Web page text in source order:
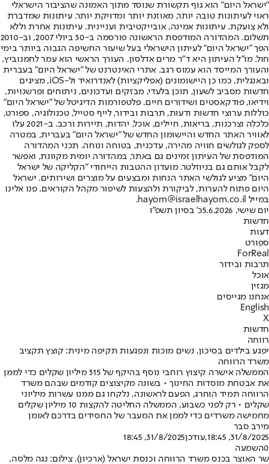
"ישראל היום" הוא גוף תקשורת שנוסד מתוך האמונה שהציבור הישראלי
ראוי לעיתונות טובה יותר, מאוזנת יותר ומדויקת יותר. עיתונות שמדברת
ולא צועקת. עיתונות אמינה, אובייקטיבית ועניינית. עיתונות אחרת וללא
תשלום. המהדורה המודפסת הראשונה פורסמה ב-30 ביולי 2007, וב-2010
הפך "ישראל היום" לעיתון הישראלי בעל שיעור החשיפה הגבוה ביותר בימי
חול. מו"ל העיתון היא ד"ר מרים אדלסון. העורך הראשי הוא עמר לחמנוביץ,
והעורך המייסד הוא עמוס רגב. אתרי האינטרנט של "ישראל היום" בעברית
ובאנגלית, כמו כן היישומונים (אפליקציות) לאנדרואיד ול-iOS, מציגים
חדשות מסביב לשעון, תוכן בלעדי, מבזקים ועדכונים, ניתוחים ופרשנויות,
וידיאו, פודקאסטים ושידורים חיים. פלטפורמות הדיגיטל של "ישראל היום"
כוללות ערוצי חדשות ודעות, תרבות ובידור, לייף סטייל, טכנולוגיה, ספורט,
כלכלה וצרכנות, בריאות, חיילים, אוכל, יהדות, תיירות ורכב. ב-2021 עלו
לאוויר האתר החדש והיישומון החדש של "ישראל היום" בעברית, במטרה
לספק לגולשים חוויה מהירה, עדכנית, בטוחה ונוחה. תכני המהדורה
המודפסת של העיתון זמינים גם באתר, במהדורה יומית מקוונת, ואפשר
לקבל אותם גם בניוזלטר. מועדון ההטבות הייחודי "הקליקה של ישראל
היום" מציע לגולשי האתר הנחות ומבצעים על מוצרים ושירותים. ישראל
היום פתוח להערות, לביקורת ולהצעות לשיפור מקהל הקוראים. פנו אלינו
במייל hayom@israelhayom.co.il.
יום שישי, 5.6.2026
כ' בסיון תשפ"ו
חדשות
דעות
ספורט
ForReal
תרבות ובידור
אוכל
מגזין
אנחנו מגייסים
English
X
חדשות
רווחה
יפגע בילדים בסיכון, נשים מוכות ונפגעות תקיפה מינית: קוצץ תקציב
משרד הרווחה
הממשלה אישרה קיצוץ רוחבי נוסף בהיקף של 315 מיליון שקלים כדי לממן
את אבטחת מוסדות החינוך • בשונה מקיצוצים קודמים שבהם משרד
הרווחה תמיד הוחרג, הפעם לראשונה, נלקחו גם ממנו עשרות מיליוני
שקלים • רק לפני כשבוע, הממשלה החליטה להקצות 10 מיליון שקלים
מחמישה משרדים כדי לממן את המעבר של החסידים בדרכם לאומן
מירב סבר
31/8/2025, 18:45
,עודכן31/8/2025, 18:45
0השמעה
שר האוצר בכנס משרד הרווחה וכנסת ישראל (ארכיון). צילום: נגה מלסה,